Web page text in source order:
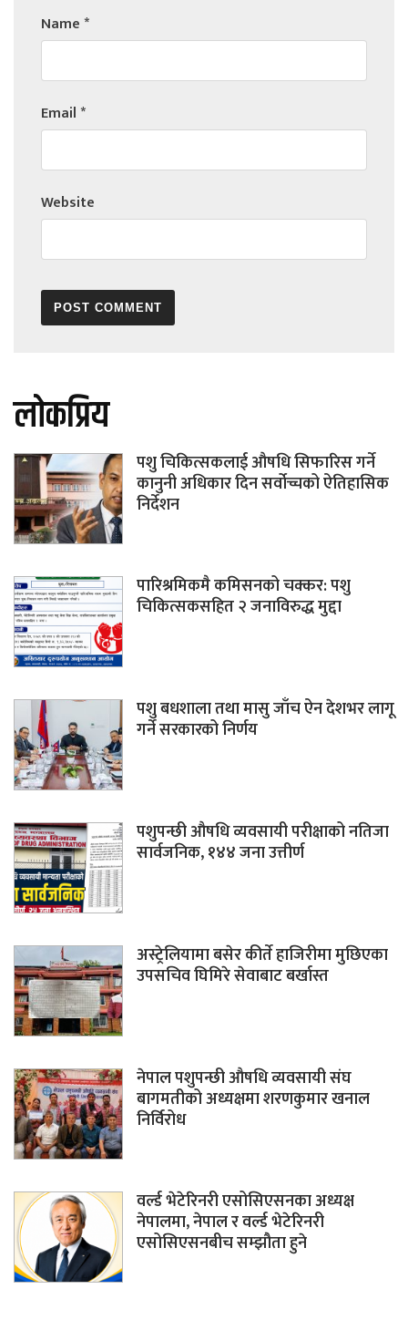
Name*
Email*
Website
लोकप्रिय
पशु चिकित्सकलाई औषधि सिफारिस गर्ने
कानुनी अधिकार दिन सर्वोच्चको ऐतिहासिक
निर्देशन
पारिश्रमिकमै कमिसनको चक्कर: पशु
चिकित्सकसहित २ जनाविरुद्ध मुद्दा
पशु बधशाला तथा मासु जाँच ऐन देशभर लागू
गर्ने सरकारको निर्णय
पशुपन्छी औषधि व्यवसायी परीक्षाको नतिजा
सार्वजनिक, १४४ जना उत्तीर्ण
अस्ट्रेलियामा बसेर कीर्ते हाजिरीमा मुछिएका
उपसचिव घिमिरे सेवाबाट बर्खास्त
नेपाल पशुपन्छी औषधि व्यवसायी संघ
बागमतीको अध्यक्षमा शरणकुमार खनाल
निर्विरोध
वर्ल्ड भेटेरिनरी एसोसिएसनका अध्यक्ष
नेपालमा, नेपाल र वर्ल्ड भेटेरिनरी
एसोसिएसनबीच सम्झौता हुने